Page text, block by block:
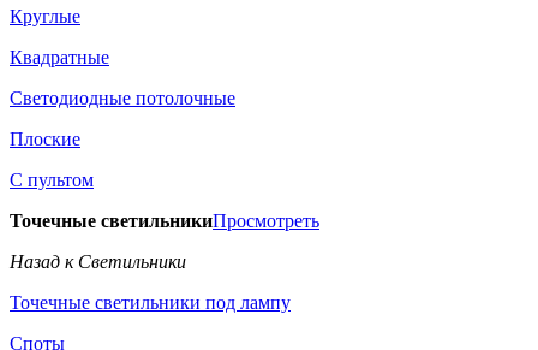
Круглые
Квадратные
Светодиодные потолочные
Плоские
С пультом
Точечные светильникиПросмотреть
Назад к Светильники
Точечные светильники под лампу
Споты